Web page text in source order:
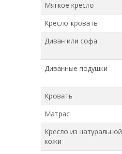
Мягкое кресло
Кресло-кровать
Диван или софа
Диванные подушки
Кровать
Матрас
Кресло из натуральной
кожи